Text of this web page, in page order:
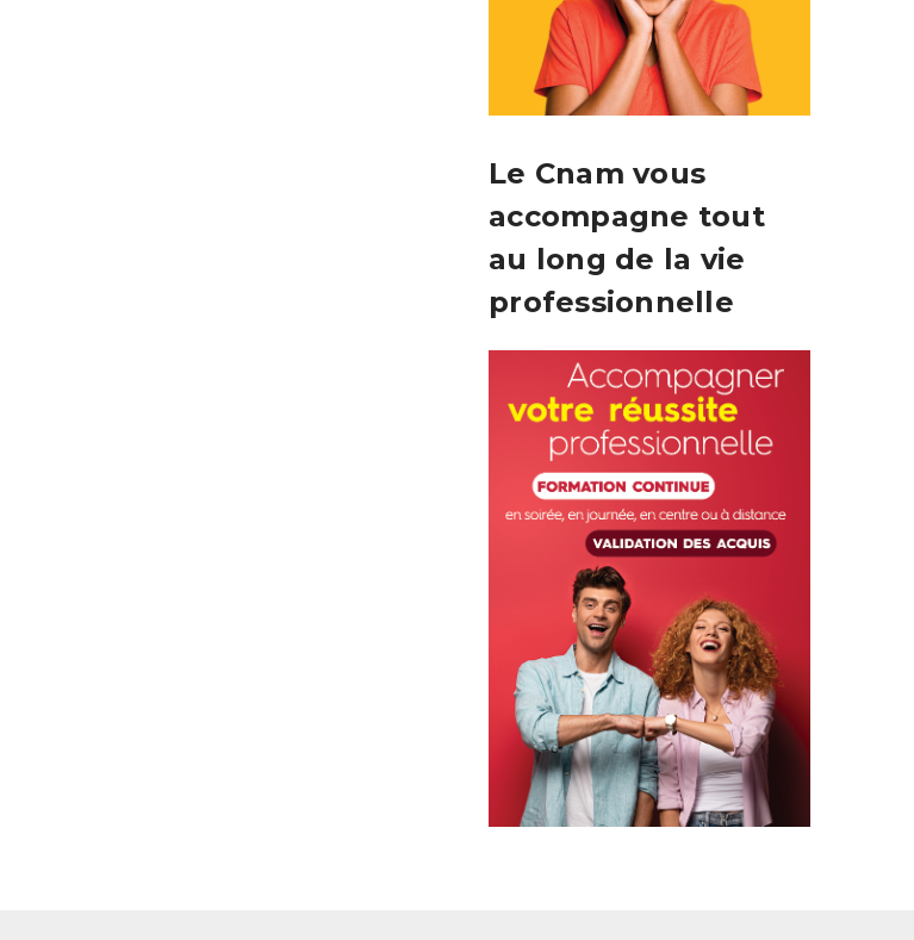
Le Cnam vous
accompagne tout
au long de la vie
professionnelle